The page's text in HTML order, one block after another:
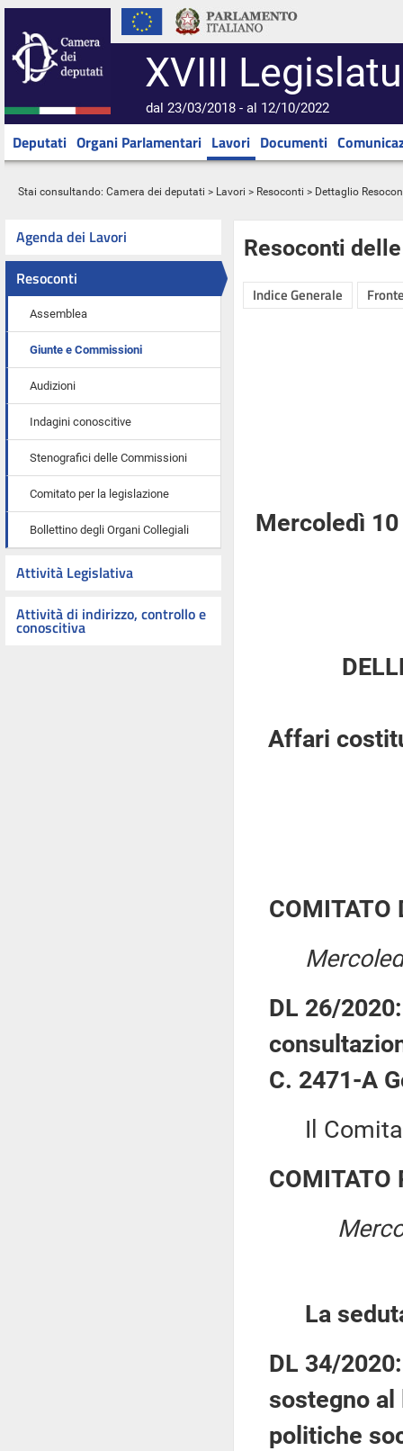
XVIII
dal 23/03/2018 - al 12/10/2022
Deputati Organi Parlamentari Lavori Documenti
Stai consultando: Camera dei deputati > Lavori > Resoconti > Dettaglio
Agenda dei Lavori
Resoconti
Assemblea
Giunte e Commissioni
Audizioni
Indagini conoscitive
Stenografici delle Commissioni
Comitato per la legislazione
Bollettino degli Organi Collegiali
Attività Legislativa
Attività di indirizzo, controllo e
conoscitiva
Resoconti
Indice Generale
Mercoledì
Affari
COMITATO
DL 26/
C. 2471-A
Il
COMITATO
La
DL 34/
sostegno al
politiche